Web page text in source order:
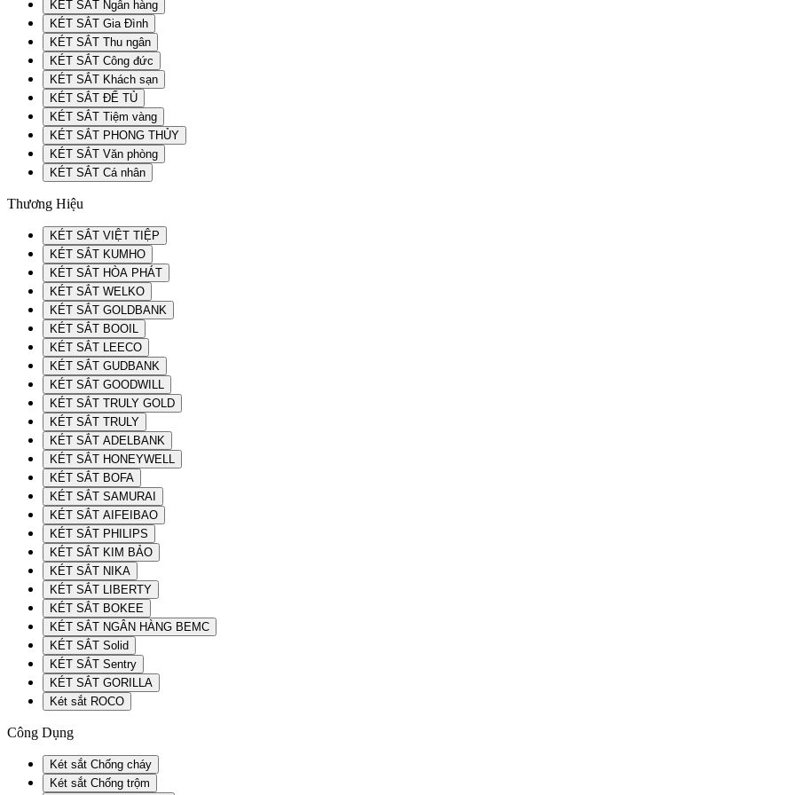
KÉT SẮT Ngân hàng
KÉT SẮT Gia Đình
KÉT SẮT Thu ngân
KÉT SẮT Công đức
KÉT SẮT Khách sạn
KÉT SẮT ĐỂ TỦ
KÉT SẮT Tiệm vàng
KÉT SẮT PHONG THỦY
KÉT SẮT Văn phòng
KÉT SẮT Cá nhân
Thương Hiệu
KÉT SẮT VIỆT TIỆP
KÉT SẮT KUMHO
KÉT SẮT HÒA PHÁT
KÉT SẮT WELKO
KÉT SẮT GOLDBANK
KÉT SẮT BOOIL
KÉT SẮT LEECO
KÉT SẮT GUDBANK
KÉT SẮT GOODWILL
KÉT SẮT TRULY GOLD
KÉT SẮT TRULY
KÉT SẮT ADELBANK
KÉT SẮT HONEYWELL
KÉT SẮT BOFA
KÉT SẮT SAMURAI
KÉT SẮT AIFEIBAO
KÉT SẮT PHILIPS
KÉT SẮT KIM BẢO
KÉT SẮT NIKA
KÉT SẮT LIBERTY
KÉT SẮT BOKEE
KÉT SẮT NGÂN HÀNG BEMC
KÉT SẮT Solid
KÉT SẮT Sentry
KÉT SẮT GORILLA
Két sắt ROCO
Công Dụng
Két sắt Chống cháy
Két sắt Chống trộm